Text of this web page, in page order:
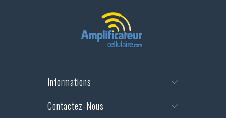
Informations
Contactez-Nous